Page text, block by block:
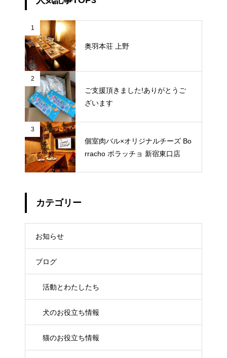
1
奥羽本荘 上野
2
ご支援頂きました!ありがとうご
ざいます
3
個室肉バル×オリジナルチーズ Bo
rracho ボラッチョ 新宿東口店
カテゴリー
お知らせ
ブログ
活動とわたしたち
犬のお役立ち情報
猫のお役立ち情報